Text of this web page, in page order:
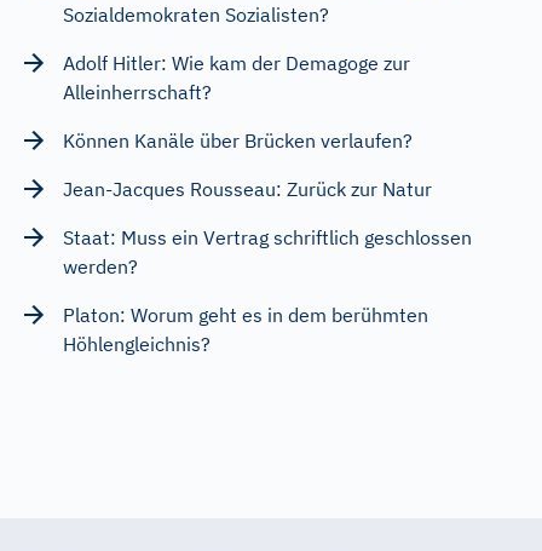
Sozialdemokraten Sozialisten?
Adolf Hitler: Wie kam der Demagoge zur
Alleinherrschaft?
Können Kanäle über Brücken verlaufen?
Jean-Jacques Rousseau: Zurück zur Natur
Staat: Muss ein Vertrag schriftlich geschlossen
werden?
Platon: Worum geht es in dem berühmten
Höhlengleichnis?